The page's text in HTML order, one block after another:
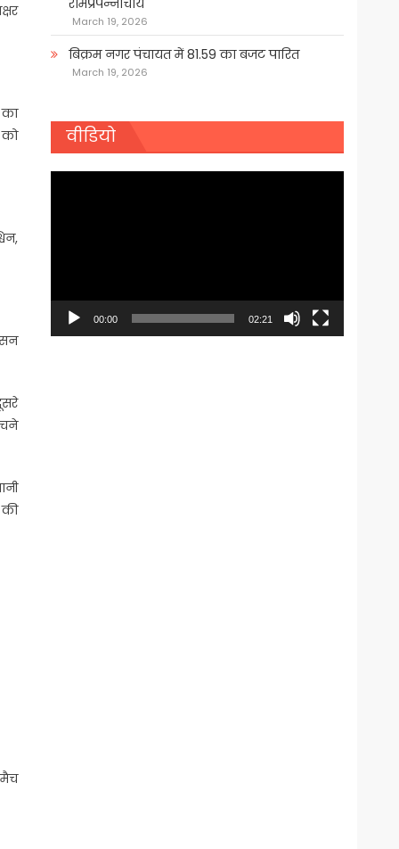
का
रामप्रपन्नाचार्य
March 19, 2026
बिक्रम नगर पंचायत में 81.59 का बजट पारित
March 19, 2026
वीडियो
00:00 02:21